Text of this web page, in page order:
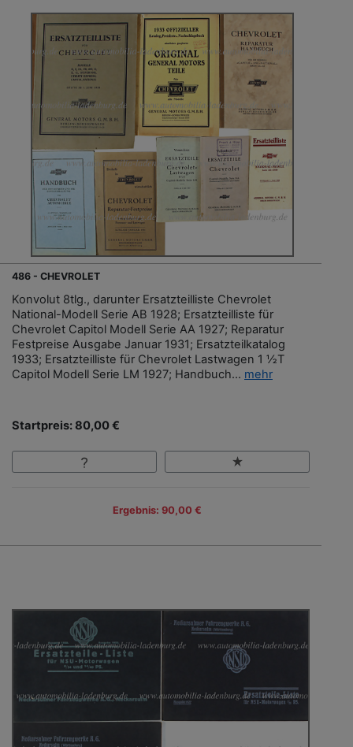
486 - CHEVROLET
Konvolut 8tlg., darunter Ersatzteilliste Chevrolet
National-Modell Serie AB 1928; Ersatzteilliste für
Chevrolet Capitol Modell Serie AA 1927; Reparatur
Festpreise Ausgabe Januar 1931; Ersatzteilkatalog
1933; Ersatzteilliste für Chevrolet Lastwagen 1 ½T
Capitol Modell Serie LM 1927; Handbuch... mehr
Startpreis: 80,00 €
Ergebnis: 90,00 €